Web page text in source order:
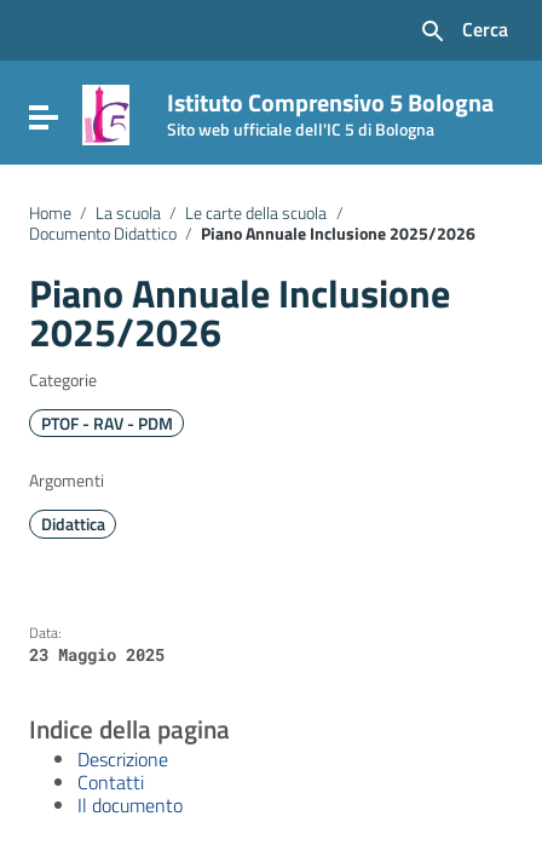
Vai al footer
Cerca
Attiva / disattiva la navigazione
Istituto Comprensivo 5 Bologna
Sito web ufficiale dell'IC 5 di Bologna
Home / La scuola / Le carte della scuola /
Documento Didattico / Piano Annuale Inclusione 2025/2026
Piano Annuale Inclusione
2025/2026
Categorie
PTOF - RAV - PDM
Argomenti
Didattica
Data:
23 Maggio 2025
Indice della pagina
Descrizione
Contatti
Il documento